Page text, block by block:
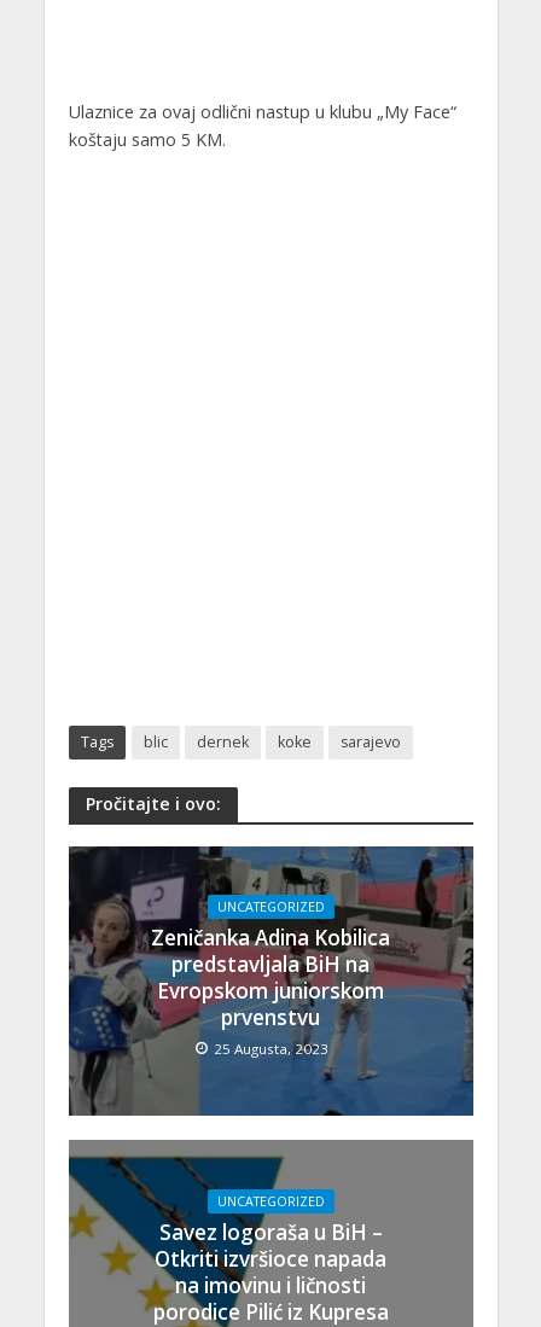
Ulaznice za ovaj odlični nastup u klubu „My Face“
koštaju samo 5 KM.
Tags blic dernek koke sarajevo
Pročitajte i ovo:
UNCATEGORIZED
Zeničanka Adina Kobilica
predstavljala BiH na
Evropskom juniorskom
prvenstvu
25 Augusta, 2023
UNCATEGORIZED
Savez logoraša u BiH –
Otkriti izvršioce napada
na imovinu i ličnosti
porodice Pilić iz Kupresa